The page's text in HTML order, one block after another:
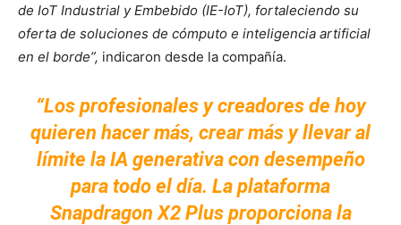
de IoT Industrial y Embebido (IE-IoT), fortaleciendo su
oferta de soluciones de cómputo e inteligencia artificial
en el borde”, indicaron desde la compañía.
“Los profesionales y creadores de hoy
quieren hacer más, crear más y llevar al
límite la IA generativa con desempeño
para todo el día. La plataforma
Snapdragon X2 Plus proporciona la